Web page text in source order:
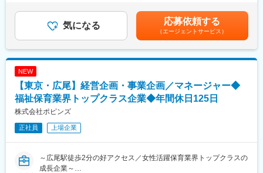
事業所数が増え、スピード感を持って大きく成長していることを
実感できます。 成長過程にあるからこそ、「会社のこれから」を
自分たちで創っていけるやりがいが感じられる環境です。
医療・介護・障がい福祉の3つのヘルスケア事業を通して、地域
に“ヘルスケア”エコシステムの構築ができるように取り組んでいま
変更の範囲：会社の定める業務
ジメントおよび組織育成
(2)ガバナンス構築
全社的なコーポレートガバナンス体制・内部統制の構築、および
(4)ステークホルダー連携
親会社や外部ステークホルダーとの連携・折衝・関係性構築
業務としては全体統括いただくイメージですが、経営層とは財務
領域における折衝も必要となるため経理・財務等の知見をある方
を求めています。
ー3名、人事総務領域は管理職1名メンバー３名にて対応しており
ます。
下する可能性があります。月給(月額)は固定手当を含めた表記で
す。
気になる 応募依頼する
（エージェントサービス）
NEW
【東京・広尾】経営企画・事業企画／マネージャー◆
福祉保育業界トップクラス企業◆年間休日125日
株式会社ポピンズ
正社員 上場企業
～広尾駅徒歩2分の好アクセス／女性活躍保育業界トップクラスの
成長企業～